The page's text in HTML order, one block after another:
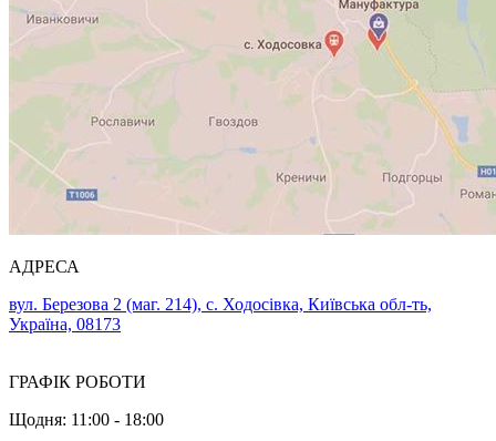
АДРЕСА
вул. Березова 2 (маг. 214), с. Ходосівка, Київська обл-ть,
Україна, 08173
ГРАФІК РОБОТИ
Щодня: 11:00 - 18:00